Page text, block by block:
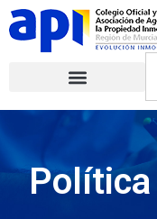
Política